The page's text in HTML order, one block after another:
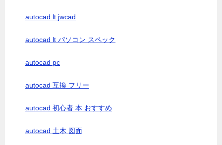
autocad lt jwcad
autocad lt パソコン スペック
autocad pc
autocad 互換 フリー
autocad 初心者 本 おすすめ
autocad 土木 図面